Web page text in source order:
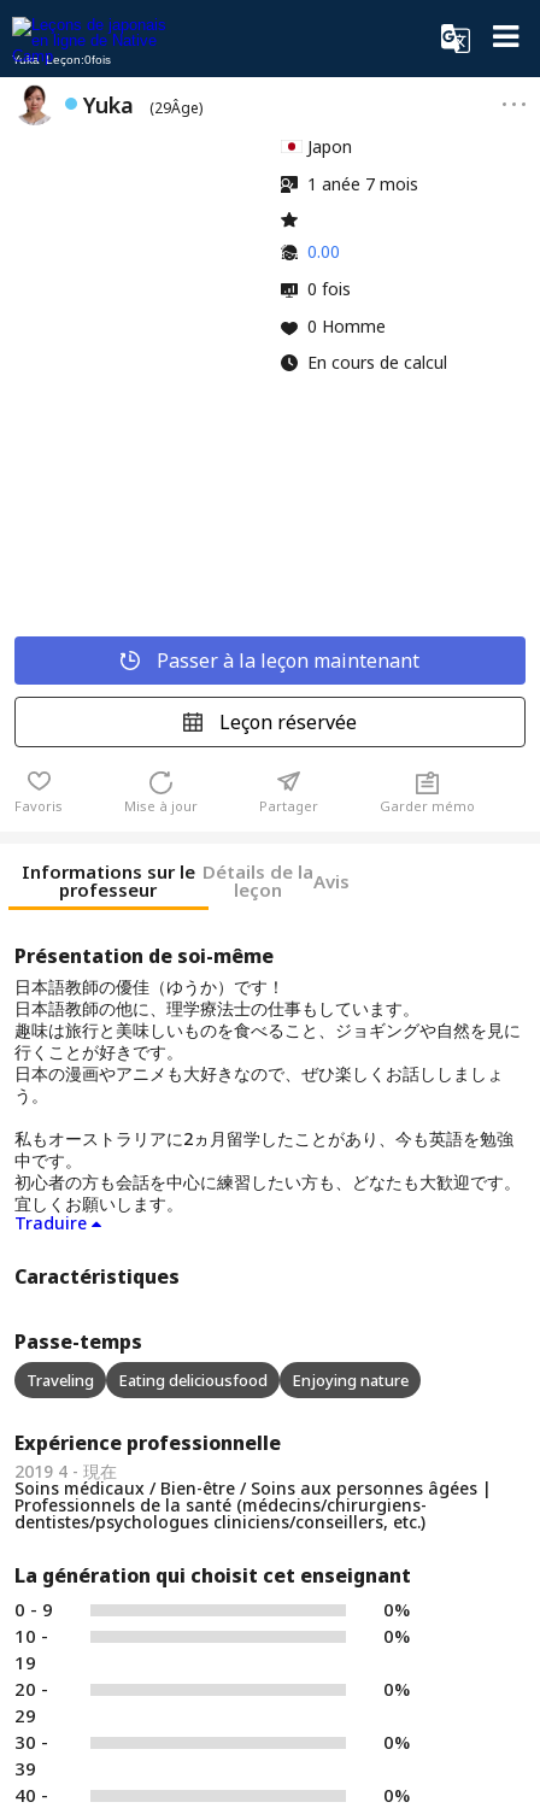
Yuka Leçon:0fois
Yuka (29Âge)
Japon
1 anée 7 mois
0.00
0 fois
0 Homme
En cours de calcul
Passer à la leçon maintenant
Leçon réservée
Favoris Mise à jour Partager Garder mémo
Informations sur le
professeur
Détails de la
leçon Avis
Présentation de soi-même
日本語教師の優佳（ゆうか）です！
日本語教師の他に、理学療法士の仕事もしています。
趣味は旅行と美味しいものを食べること、ジョギングや自然を見に
行くことが好きです。
日本の漫画やアニメも大好きなので、ぜひ楽しくお話ししましょ
う。
私もオーストラリアに2ヵ月留学したことがあり、今も英語を勉強
中です。
初心者の方も会話を中心に練習したい方も、どなたも大歓迎です。
宜しくお願いします。
Traduire
Caractéristiques
Passe-temps
Traveling Eating deliciousfood Enjoying nature
Expérience professionnelle
2019 4 - 現在
Soins médicaux / Bien-être / Soins aux personnes âgées |
Professionnels de la santé (médecins/chirurgiens-
dentistes/psychologues cliniciens/conseillers, etc.)
La génération qui choisit cet enseignant
0 - 9
0%
10 -
19
0%
20 -
29
0%
30 -
39
0%
40 -
0%